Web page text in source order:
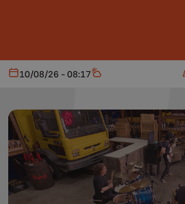
Aujourd'hui
10/08/26 - 08:17 Météo